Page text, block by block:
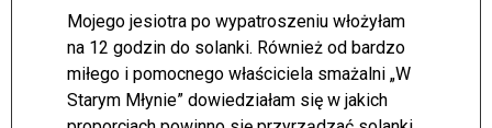
Mojego jesiotra po wypatroszeniu włożyłam
na 12 godzin do solanki. Również od bardzo
miłego i pomocnego właściciela smażalni „W
Starym Młynie” dowiedziałam się w jakich